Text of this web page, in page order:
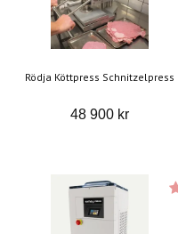
Rödja Köttpress Schnitzelpress
48 900 kr